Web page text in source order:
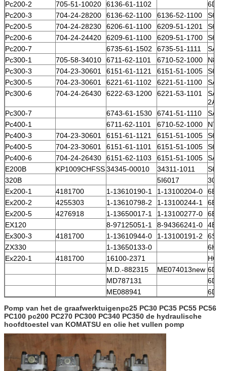
Pc200-2
705-51-10020 6136-61-1102
Pc200-3
704-24-28200 6136-62-1100 6136-52-1100
Pc200-5
704-24-28230 6206-61-1100 6209-51-1201
Pc200-6
704-24-24420 6209-61-1100 6209-51-1700
Pc200-7
6735-61-1502 6735-51-1111
Pc300-1
705-58-34010 6711-62-1101 6710-52-1000
N855
Pc300-3
704-23-30601 6151-61-1121 6151-51-1005
Pc300-5
704-23-30601 6221-61-1102 6221-51-1100
Pc300-6
704-24-26430 6222-63-1200 6221-53-1101
2A
Pc300-7
6743-61-1530 6741-51-1110
Pc400-1
6711-62-1101 6710-52-1000
Pc400-3
704-23-30601 6151-61-1121 6151-51-1005
Pc400-5
704-23-30601 6151-61-1101 6151-51-1005
Pc400-6
704-24-26430 6151-62-1103 6151-51-1005
E200B
KP1009CHFSS34345-00010 34311-1011
S6K
320B
5I6017
3066
Ex200-1
4181700 1-13610190-1 1-13100204-0
Ex200-2
4255303 1-13610798-2 1-13100244-1
Ex200-5
4276918 1-13650017-1 1-13100277-0
EX120
8-97125051-1 8-94366241-0
Ex300-3
4181700 1-13610944-0 1-13100191-2
ZX330
1-13650133-0
6HK1
Ex220-1
4181700 16100-2371
M.D.-882315
ME074013new 6D14
MD787131
6D15
ME088941
Pomp van het de graafwerktuigenpc25 PC30 PC35 PC55 PC56
PC100 pc200 PC270 PC300 PC340 PC350 de hydraulische
hoofdtoestel van KOMATSU en olie het vullen pomp